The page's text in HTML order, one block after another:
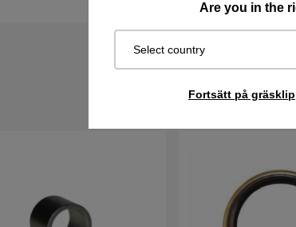
Are you in the
Select country
Fortsätt på